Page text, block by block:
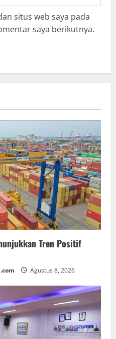
situs web saya pada
saya berikutnya.
Tren Positif
Agustus 8, 2026